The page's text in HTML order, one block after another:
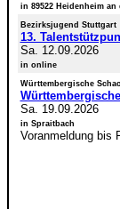
in 89522 Heidenheim an
Bezirksjugend Stuttgart
13.
Sa. 12.09.2026
in online
Württembergische
Sa. 19.09.2026
in Spraitbach
Voranmeldung bis